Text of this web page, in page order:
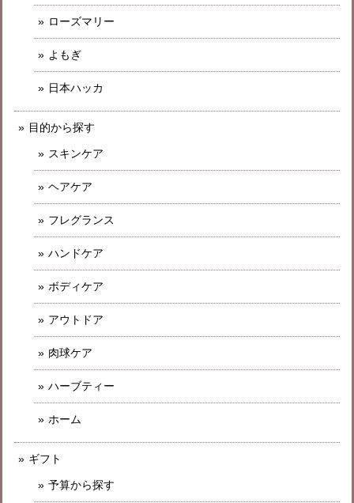
ローズマリー
よもぎ
日本ハッカ
目的から探す
スキンケア
ヘアケア
フレグランス
ハンドケア
ボディケア
アウトドア
肉球ケア
ハーブティー
ホーム
ギフト
予算から探す